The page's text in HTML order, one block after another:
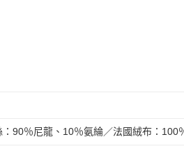
90％尼龍、10％氨綸／法國絨布：100